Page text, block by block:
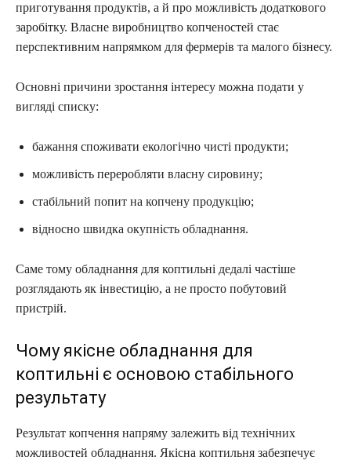
приготування продуктів, а й про можливість додаткового
заробітку. Власне виробництво копченостей стає
перспективним напрямком для фермерів та малого бізнесу.
Основні причини зростання інтересу можна подати у
вигляді списку:
бажання споживати екологічно чисті продукти;
можливість переробляти власну сировину;
стабільний попит на копчену продукцію;
відносно швидка окупність обладнання.
Саме тому обладнання для коптильні дедалі частіше
розглядають як інвестицію, а не просто побутовий
пристрій.
Чому якісне обладнання для
коптильні є основою стабільного
результату
Результат копчення напряму залежить від технічних
можливостей обладнання. Якісна коптильня забезпечує